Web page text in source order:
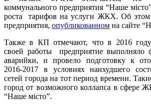
коммунального предприятия “Наше
роста тарифов на услуги ЖКХ. Об этом
предприятия, опубликованном на сайте
Также в КП отмечают, что в 2016 году
своей работы предприятие выполняло
аварийки, и провело подготовку к
2016-2017 в условиях наихудшего
сетей города на тот период времени.
город от возможного коллапса в сфере
“Наше місто”.